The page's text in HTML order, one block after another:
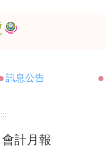
訊息公告
:::
會計月報